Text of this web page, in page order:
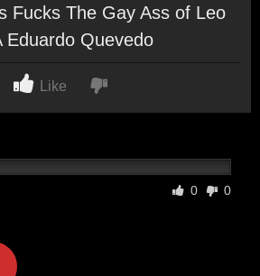
Fucks The Gay Ass of Leo
Eduardo Quevedo
Like
0 0